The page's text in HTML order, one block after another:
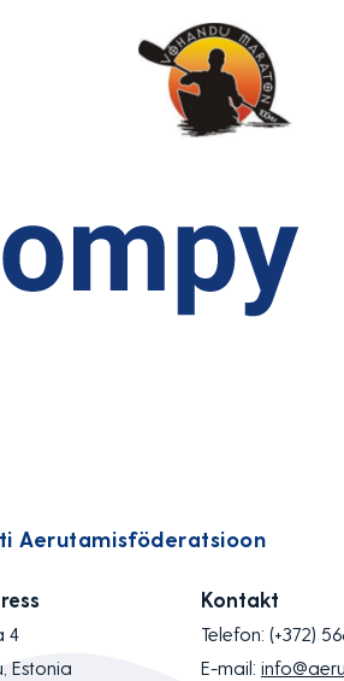
Aerutamisföderatsioon
4
Estonia
Kontakt
Telefon: (+372)
E-mail: